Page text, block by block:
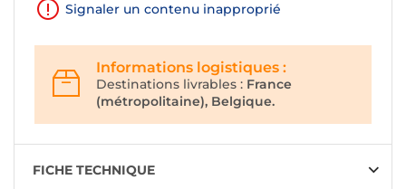
Signaler un contenu inapproprié
Informations logistiques :
Destinations livrables : France
(métropolitaine), Belgique.
FICHE TECHNIQUE